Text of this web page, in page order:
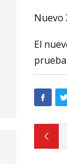
Mar 14, 2023
Próximo
Nuevo
El